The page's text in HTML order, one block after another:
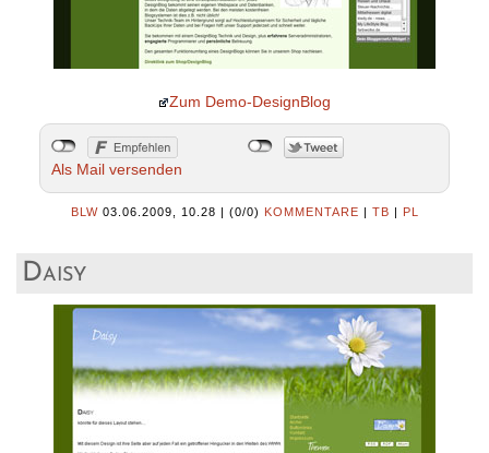
Zum Demo-DesignBlog
Als Mail versenden
BLW 03.06.2009, 10.28 | (0/0) KOMMENTARE | TB | PL
Daisy